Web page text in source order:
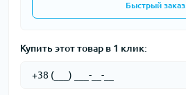
Быстрый заказ
Купить этот товар в 1 клик: